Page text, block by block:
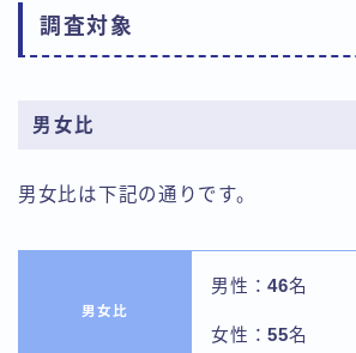
調査対象
男女比
男女比は下記の通りです。
男女比
男性：46名
女性：55名